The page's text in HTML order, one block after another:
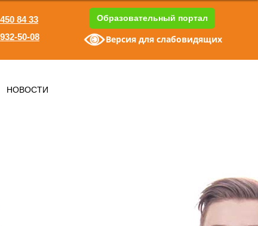
Образовательный портал
50-08
84 33
Версия для слабовидящих
НОВОСТИ